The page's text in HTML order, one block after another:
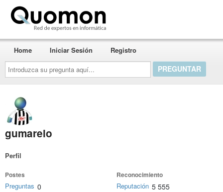
Introduzca
su
pregunta
aquí...
Home Iniciar Sesión Registro
gumarelo
Perfil
Postes
Preguntas 0
Reconocimiento
Reputación 5 555